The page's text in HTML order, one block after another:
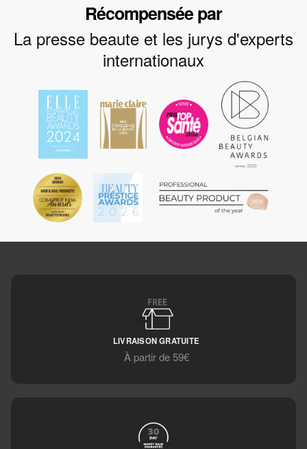
Récompensée par
La presse beaute et les jurys d'experts
internationaux
LIVRAISON GRATUITE
À partir de 59€